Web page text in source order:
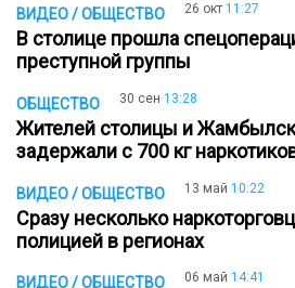
ВИДЕО / ОБЩЕСТВО 26 окт 11:27
В столице прошла
преступной группы
ОБЩЕСТВО 30 сен 13:28
Жителей столицы и
задержали с 700 кг
ВИДЕО / ОБЩЕСТВО 13 май 10:22
Сразу несколько
полицией в регионах
ВИДЕО / ОБЩЕСТВО 06 май 14:41